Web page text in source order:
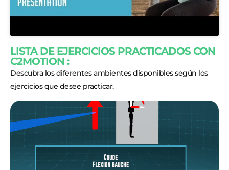
LISTA DE EJERCICIOS PRACTICADOS CON
C2MOTION :
Descubra los diferentes ambientes disponibles según los
ejercicios que desee practicar.